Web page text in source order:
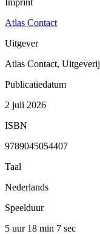
Atlas Contact
Uitgever
Atlas Contact, Uitgeverij
Publicatiedatum
2 juli 2026
ISBN
9789045054407
Taal
Nederlands
Speelduur
5 uur 18 min 7 sec